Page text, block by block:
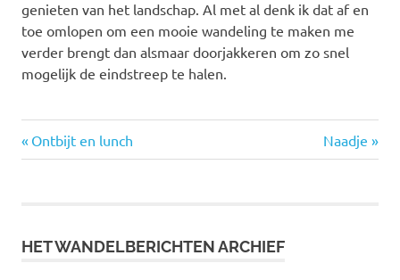
genieten van het landschap. Al met al denk ik dat af en
toe omlopen om een mooie wandeling te maken me
verder brengt dan alsmaar doorjakkeren om zo snel
mogelijk de eindstreep te halen.
Bericht
Vorige
bericht:
Ontbijt en lunch
Volgende
bericht:
Naadje
HET WANDELBERICHTEN ARCHIEF